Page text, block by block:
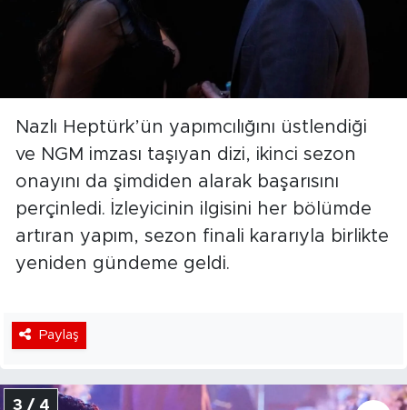
Nazlı Heptürk’ün yapımcılığını üstlendiği
ve NGM imzası taşıyan dizi, ikinci sezon
onayını da şimdiden alarak başarısını
perçinledi. İzleyicinin ilgisini her bölümde
artıran yapım, sezon finali kararıyla birlikte
yeniden gündeme geldi.
Paylaş
3 / 4